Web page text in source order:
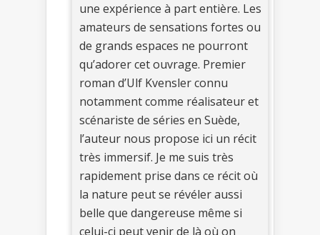
une expérience à part entière. Les
amateurs de sensations fortes ou
de grands espaces ne pourront
qu’adorer cet ouvrage. Premier
roman d’Ulf Kvensler connu
notamment comme réalisateur et
scénariste de séries en Suède,
l’auteur nous propose ici un récit
très immersif. Je me suis très
rapidement prise dans ce récit où
la nature peut se révéler aussi
belle que dangereuse même si
celui-ci peut venir de là où on